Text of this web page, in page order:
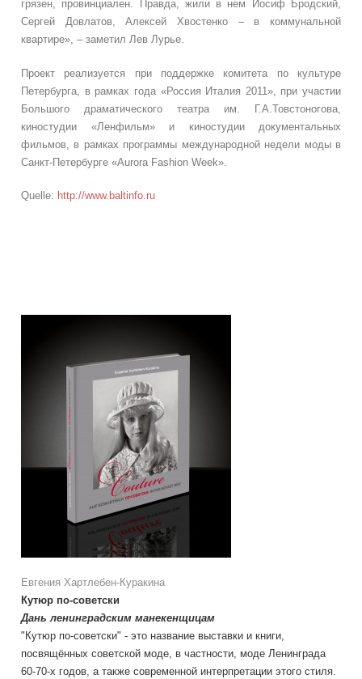
грязен, провинциален. Правда, жили в нем Иосиф Бродский,
Сергей Довлатов, Алексей Хвостенко – в коммунальной
квартире», – заметил Лев Лурье.
Проект реализуется при поддержке комитета по культуре
Петербурга, в рамках года «Россия Италия 2011», при участии
Большого драматического театра им. Г.А.Товстоногова,
киностудии «Ленфильм» и киностудии документальных
фильмов, в рамках программы международной недели моды в
Санкт-Петербурге «Aurora Fashion Week».
Quelle: http://www.baltinfo.ru
Евгения Хартлебен-Куракина
Кутюр по-советски
Дань ленинградским манекенщицам
"Кутюр по-советски" - это название выставки и книги,
посвящённых советской моде, в частности, моде Ленинграда
60-70-х годов, а также современной интерпретации этого стиля.